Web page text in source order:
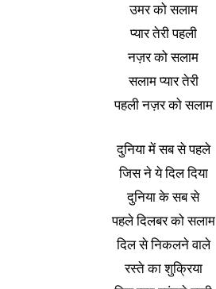
उमर को सलाम
प्यार तेरी पहली
नज़र को सलाम
सलाम प्यार तेरी
पहली नज़र को सलाम
दुनिया में सब से पहले
जिस ने ये दिल दिया
दुनिया के सब से
पहले दिलबर को सलाम
दिल से निकलने वाले
रस्ते का शुक्रिया